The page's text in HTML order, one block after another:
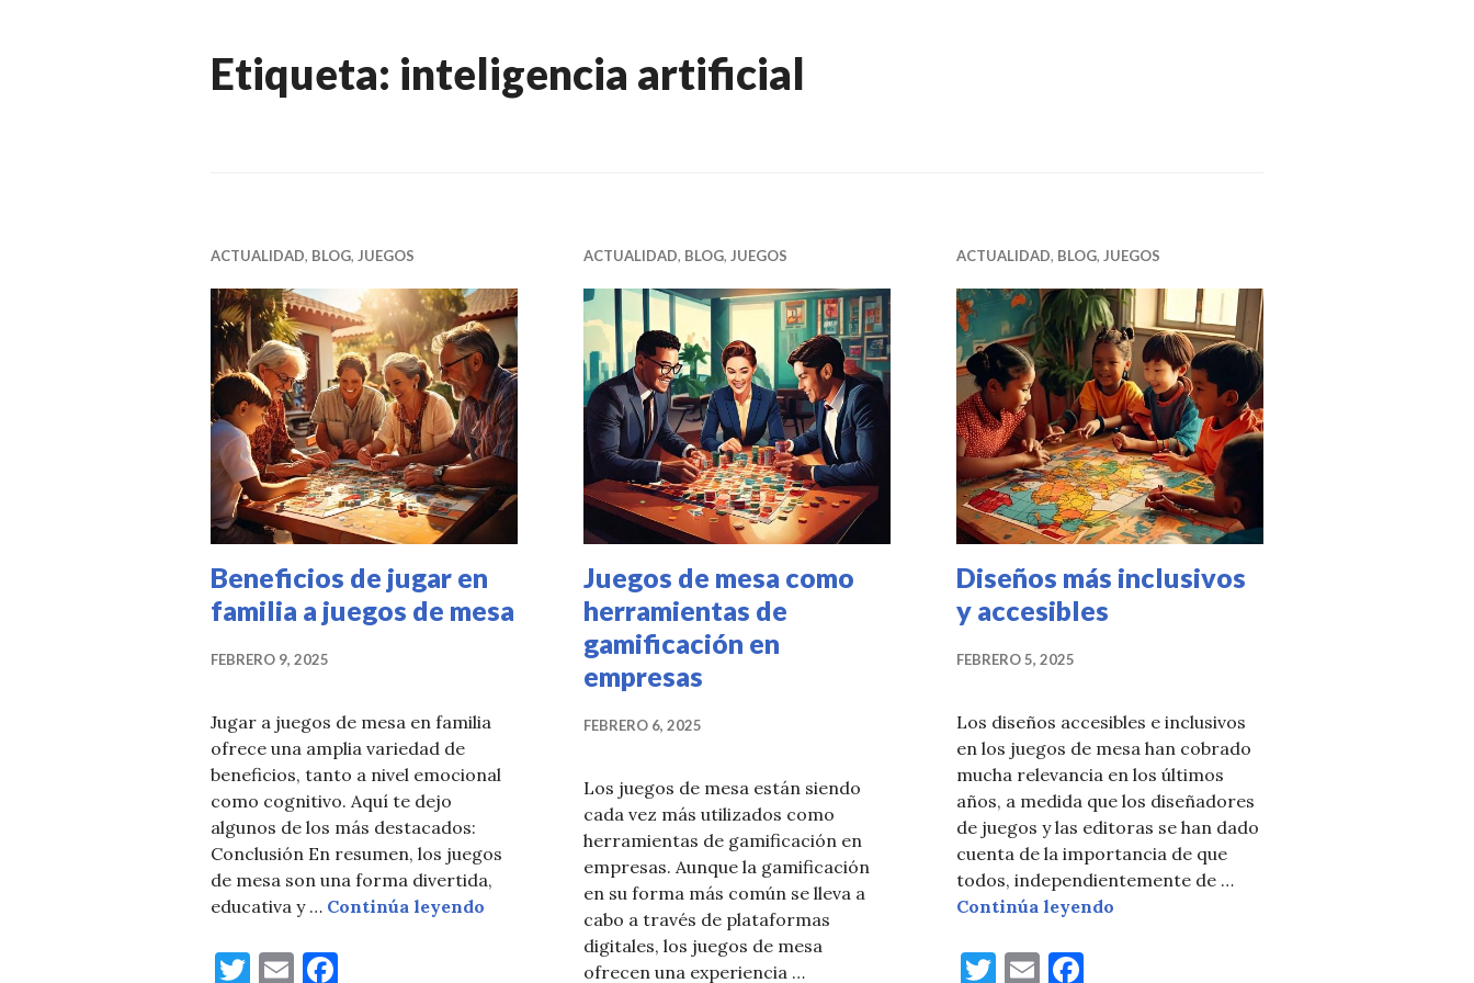
Etiqueta: inteligencia artificial
ACTUALIDAD, BLOG, JUEGOS
Beneficios de jugar en
familia a juegos de mesa
FEBRERO 9, 2025
Jugar a juegos de mesa en familia
ofrece una amplia variedad de
beneficios, tanto a nivel emocional
como cognitivo. Aquí te dejo
algunos de los más destacados:
Conclusión En resumen, los juegos
de mesa son una forma divertida,
educativa y … Continúa leyendo Beneficios de jugar en familia a juegos de mesa
T E
ACTUALIDAD, BLOG, JUEGOS
Juegos de mesa como
herramientas de
gamificación en
empresas
FEBRERO 6, 2025
Los juegos de mesa están siendo
cada vez más utilizados como
herramientas de gamificación en
empresas. Aunque la gamificación
en su forma más común se lleva a
cabo a través de plataformas
digitales, los juegos de mesa
ofrecen una experiencia …
ACTUALIDAD, BLOG, JUEGOS
Diseños más inclusivos
y accesibles
FEBRERO 5, 2025
Los diseños accesibles e inclusivos
en los juegos de mesa han cobrado
mucha relevancia en los últimos
años, a medida que los diseñadores
de juegos y las editoras se han dado
cuenta de la importancia de que
todos, independientemente de …
Continúa leyendo
T E